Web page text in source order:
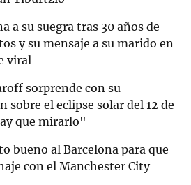
a su suegra tras 30 años de
y su mensaje a su marido en
viral
sorprende con su
sobre el eclipse solar del 12 de
que mirarlo"
bueno al Barcelona para que
con el Manchester City